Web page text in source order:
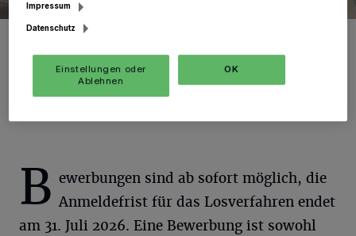
Das Losverfahren für die beiden letzten freien städtischen
Juli.
Foto: SBed.
B ewerbungen sind ab sofort möglich, die
Anmeldefrist für das Losverfahren endet
am 31. Juli 2026. Eine Bewerbung ist sowohl
Impressum
Datenschutz
Einstellungen oder
Ablehnen
OK